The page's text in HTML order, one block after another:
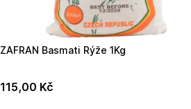
ZAFRAN Basmati Rýže 1Kg
115,00 Kč